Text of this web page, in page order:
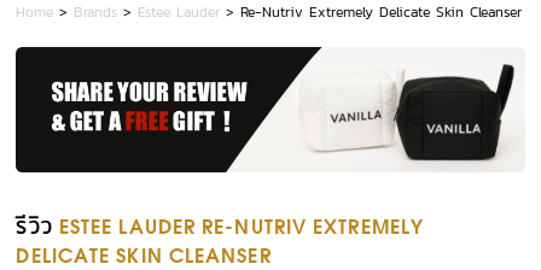
Home > Brands > Estee Lauder >Re-Nutriv Extremely Delicate Skin Cleanser
รีวิว ESTEE LAUDER RE-NUTRIV EXTREMELY
DELICATE SKIN CLEANSER